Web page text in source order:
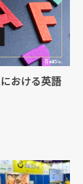
おける英語